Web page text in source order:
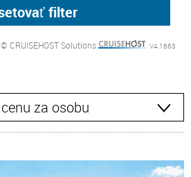
© CRUISEHOST Solutions V4.1663